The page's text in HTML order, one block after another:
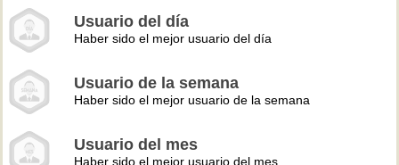
Usuario del día
Haber sido el mejor usuario del día
Usuario de la semana
Haber sido el mejor usuario de la semana
Usuario del mes
Haber sido el mejor usuario del mes